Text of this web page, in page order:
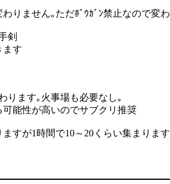
りません｡ただﾎﾞｳｶﾞﾝ禁止なので変
剣
ます
ります｡火事場も必要なし｡
能性が高いのでサブクリ推奨
すが1時間で10～20くらい集まります